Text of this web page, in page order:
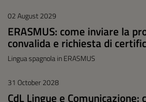
02 August 2029
ERASMUS: come inviare la
convalida e richiesta di
Lingua spagnola in ERASMUS
31 October 2028
CdL Lingue e